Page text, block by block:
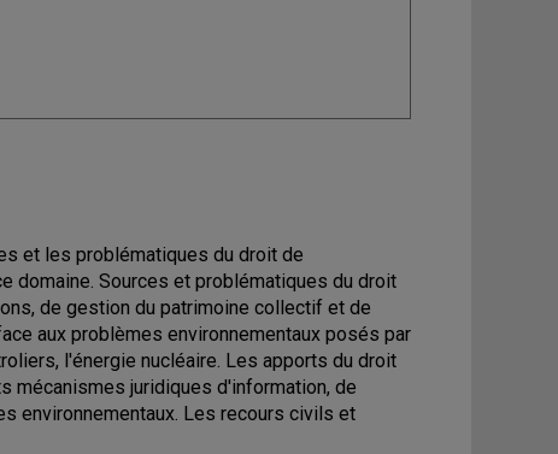
et les problématiques du droit de
domaine. Sources et problématiques du droit
de gestion du patrimoine collectif et de
aux problèmes environnementaux posés par
l'énergie nucléaire. Les apports du droit
mécanismes juridiques d'information, de
environnementaux. Les recours civils et